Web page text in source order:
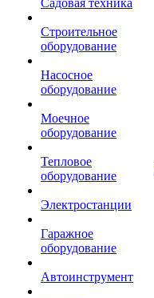
Садовая техника
Строительное
оборудование
Насосное
оборудование
Моечное
оборудование
Тепловое
оборудование
Электростанции
Гаражное
оборудование
Автоинструмент